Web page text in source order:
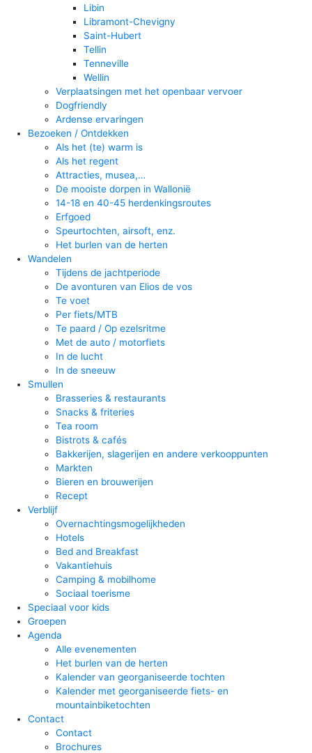
Libin
Libramont-Chevigny
Saint-Hubert
Tellin
Tenneville
Wellin
Verplaatsingen met het openbaar vervoer
Dogfriendly
Ardense ervaringen
Bezoeken / Ontdekken
Als het (te) warm is
Als het regent
Attracties, musea,…
De mooiste dorpen in Wallonië
14-18 en 40-45 herdenkingsroutes
Erfgoed
Speurtochten, airsoft, enz.
Het burlen van de herten
Wandelen
Tijdens de jachtperiode
De avonturen van Elios de vos
Te voet
Per fiets/MTB
Te paard / Op ezelsritme
Met de auto / motorfiets
In de lucht
In de sneeuw
Smullen
Brasseries & restaurants
Snacks & friteries
Tea room
Bistrots & cafés
Bakkerijen, slagerijen en andere verkooppunten
Markten
Bieren en brouwerijen
Recept
Verblijf
Overnachtingsmogelijkheden
Hotels
Bed and Breakfast
Vakantiehuis
Camping & mobilhome
Sociaal toerisme
Speciaal voor kids
Groepen
Agenda
Alle evenementen
Het burlen van de herten
Kalender van georganiseerde tochten
Kalender met georganiseerde fiets- en
mountainbiketochten
Contact
Contact
Brochures